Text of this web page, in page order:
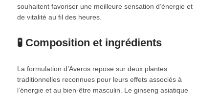
souhaitent favoriser une meilleure sensation d’énergie et
de vitalité au fil des heures.
🧪 Composition et ingrédients
La formulation d’Averos repose sur deux plantes
traditionnelles reconnues pour leurs effets associés à
l’énergie et au bien‑être masculin. Le ginseng asiatique